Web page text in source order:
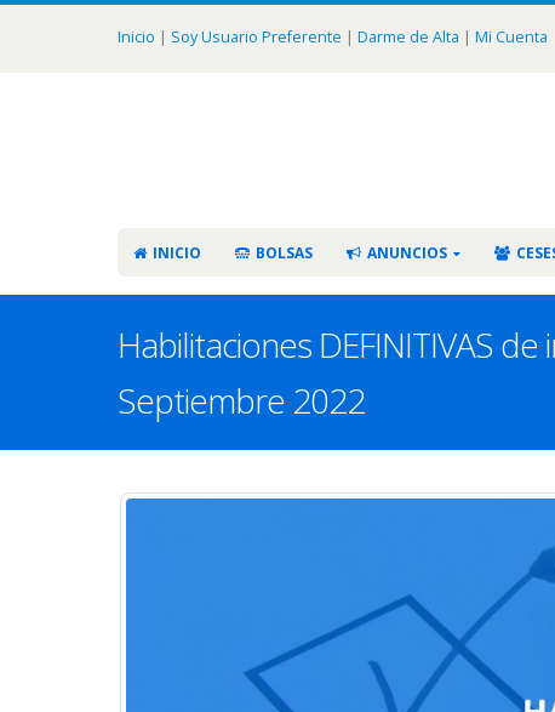
Inicio | Soy Usuario Preferente | Darme de Alta | Mi Cuenta
INICIO BOLSAS ANUNCIOS
Habilitaciones DEFINITIVAS
Septiembre 2022